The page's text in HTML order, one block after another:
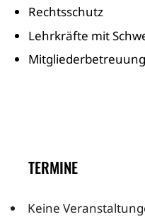
Rechtsschutz
Lehrkräfte mit
Mitgliederbetreuung
TERMINE
Keine